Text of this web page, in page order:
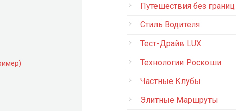
Путешествия без границ
Стиль Водителя
Тест-Драйв LUX
Технологии Роскоши
Частные Клубы
Элитные Маршруты